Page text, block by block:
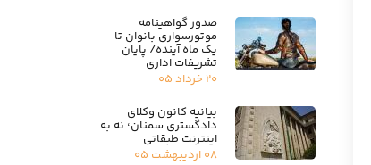
صدور گواهینامه
موتورسواری بانوان تا
یک ماه آینده/ پایان
تشریفات اداری
۲۰ خرداد ۰۵
بیانیه کانون وکلای
دادگستری سمنان؛ نه به
اینترنت طبقاتی
۰۸ اردیبهشت ۰۵